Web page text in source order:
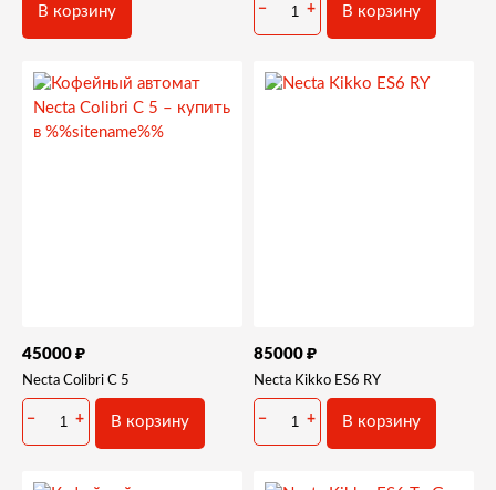
В корзину − + В корзину
45000 ₽
Necta Colibri C 5
− + В корзину
85000 ₽
Necta Kikko ES6 RY
− + В корзину